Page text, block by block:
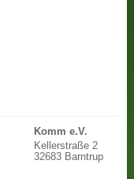
Komm e.V.
Kellerstraße 2
32683 Barntrup